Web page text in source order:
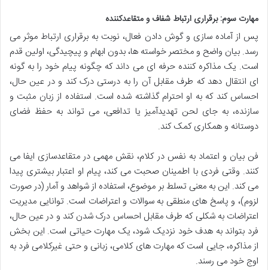
مهارت سوم: برقراری ارتباط شفاف و متقاعدکننده
پس از آماده سازی و گوش دادن فعال، نوبت به برقراری ارتباط موثر می
رسد. بیان واضح و مختصر خواسته ها، بدون ابهام و پیچیدگی، اولین قدم
است. یک مذاکره کننده حرفه ای می داند که چگونه پیام خود را به گونه
ای انتقال دهد که طرف مقابل آن را به درستی درک کند و در عین حال،
احساس کند که به او احترام گذاشته شده است. استفاده از زبان مثبت و
سازنده، به جای لحن تهدیدآمیز یا تدافعی، می تواند به حفظ فضای
دوستانه و همکاری کمک کند.
فن بیان و اعتماد به نفس در کلام، نقش مهمی در متقاعدسازی ایفا می
کنند. وقتی فردی با اطمینان صحبت می کند، پیام او اعتبار بیشتری پیدا
می کند. این به معنی تسلط بر موضوع، استفاده از شواهد و آمار (در صورت
لزوم)، و پاسخ های منطقی به سوالات و اعتراضات است. توانایی مدیریت
اعتراضات به شکلی که طرف مقابل احساس درک شدن کند و در عین حال،
فرد بتواند به هدف خود نزدیک شود، یک مهارت حیاتی است. این بخش
از مذاکره، جایی است که مهارت های کلامی، زبانی و حتی غیرکلامی فرد به
اوج خود می رسند.